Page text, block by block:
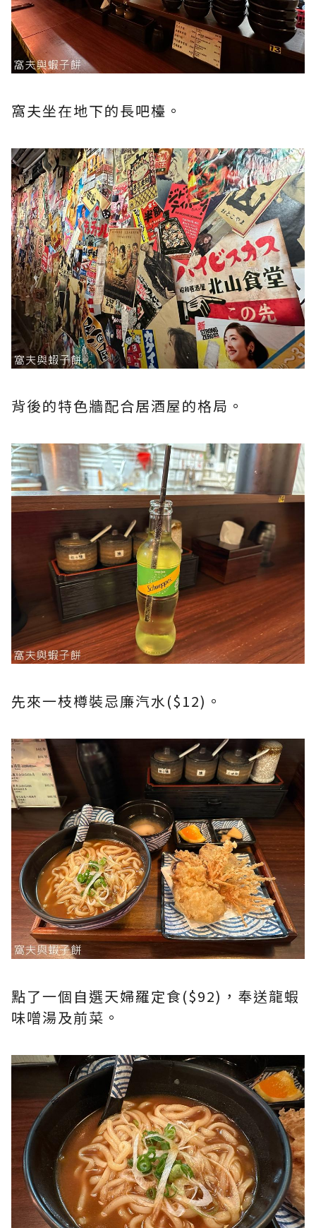
窩夫坐在地下的長吧檯。
背後的特色牆配合居酒屋的格局。
先來一枝樽裝忌廉汽水($12)。
點了一個自選天婦羅定食($92)，奉送龍蝦
味噌湯及前菜。